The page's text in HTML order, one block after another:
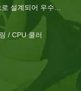
DIY 열
설계되어 우수한
공합니다.
/ CPU 쿨러